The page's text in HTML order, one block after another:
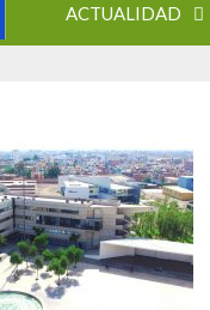
ACTUALIDAD